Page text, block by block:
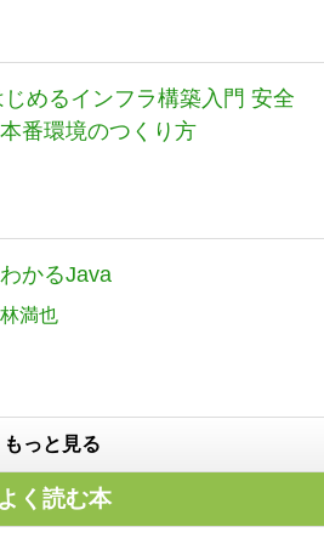
めるインフラ構築入門 安全
番環境のつくり方
かるJava
林満也
もっと見る
く読む本